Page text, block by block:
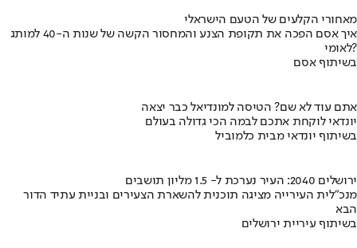
מאחורי הקלעים של הטעם הישראלי
איך אסם הפכה את תקופת הצנע והמחסור הקשה של שנות ה-40 למותג
לאומי?
בשיתוף אסם
אתם עוד לא שם? הטיסה למונדיאל כבר יצאה
יונדאי לוקחת אתכם לבמה הכי גדולה בעולם
בשיתוף יונדאי מבית כלמוביל
ירושלים 2040: העיר נערכת ל- 1.5 מליון תושבים
מנכ"לית העירייה מציגה תוכנית להשארת הצעירים ובניית עתיד הדור
הבא
בשיתוף עיריית ירושלים